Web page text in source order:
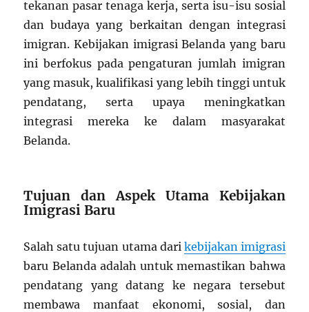
tekanan pasar tenaga kerja, serta isu-isu sosial
dan budaya yang berkaitan dengan integrasi
imigran. Kebijakan imigrasi Belanda yang baru
ini berfokus pada pengaturan jumlah imigran
yang masuk, kualifikasi yang lebih tinggi untuk
pendatang, serta upaya meningkatkan
integrasi mereka ke dalam masyarakat
Belanda.
Tujuan dan Aspek Utama Kebijakan
Imigrasi Baru
Salah satu tujuan utama dari kebijakan imigrasi
baru Belanda adalah untuk memastikan bahwa
pendatang yang datang ke negara tersebut
membawa manfaat ekonomi, sosial, dan